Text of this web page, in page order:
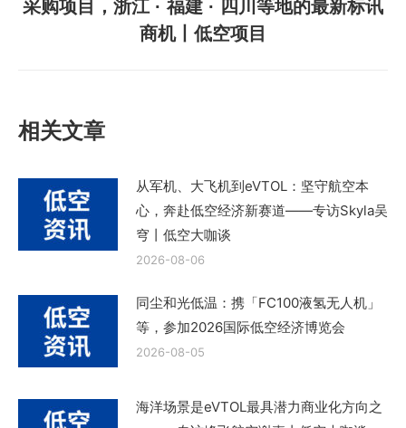
下
一
采购项目，浙江 · 福建 · 四川等地的最新标讯
商机丨低空项目
相关文章
从军机、大飞机到eVTOL：坚守航空本
心，奔赴低空经济新赛道——专访Skyla吴
穹丨低空大咖谈
2026-08-06
同尘和光低温：携「FC100液氢无人机」
等，参加2026国际低空经济博览会
2026-08-05
海洋场景是eVTOL最具潜力商业化方向之